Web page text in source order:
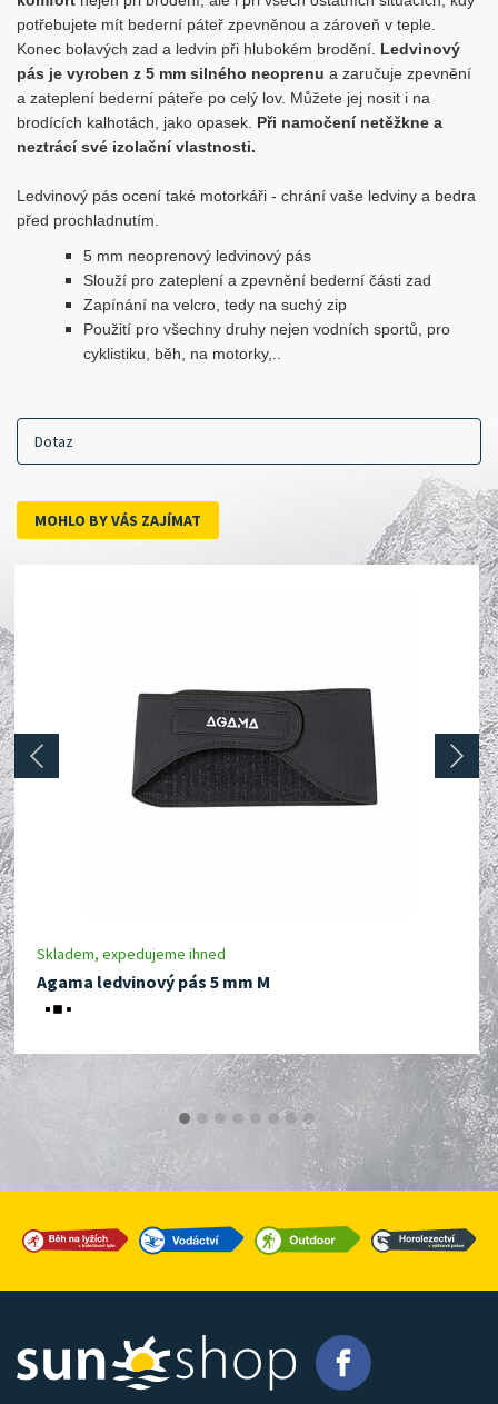
potřebujete mít bederní páteř zpevněnou a zároveň v teple.
Konec bolavých zad a ledvin při hlubokém brodění. Ledvinový
pás je vyroben z 5 mm silného neoprenu a zaručuje zpevnění
a zateplení bederní páteře po celý lov. Můžete jej nosit i na
brodících kalhotách, jako opasek. Při namočení netěžkne a
neztrácí své izolační vlastnosti.
Ledvinový pás ocení také motorkáři - chrání vaše ledviny a bedra
před prochladnutím.
5 mm neoprenový ledvinový pás
Slouží pro zateplení a zpevnění bederní části zad
Zapínání na velcro, tedy na suchý zip
Použití pro všechny druhy nejen vodních sportů, pro
cyklistiku, běh, na motorky,..
Dotaz
MOHLO BY VÁS ZAJÍMAT
Skladem, expedujeme ihned
Agama ledvinový pás 5 mm M
prev next